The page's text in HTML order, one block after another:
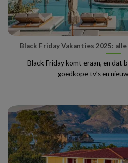
Black Friday Vakanties 2025:
Black Friday komt eraan, en dat
goedkope tv’s en